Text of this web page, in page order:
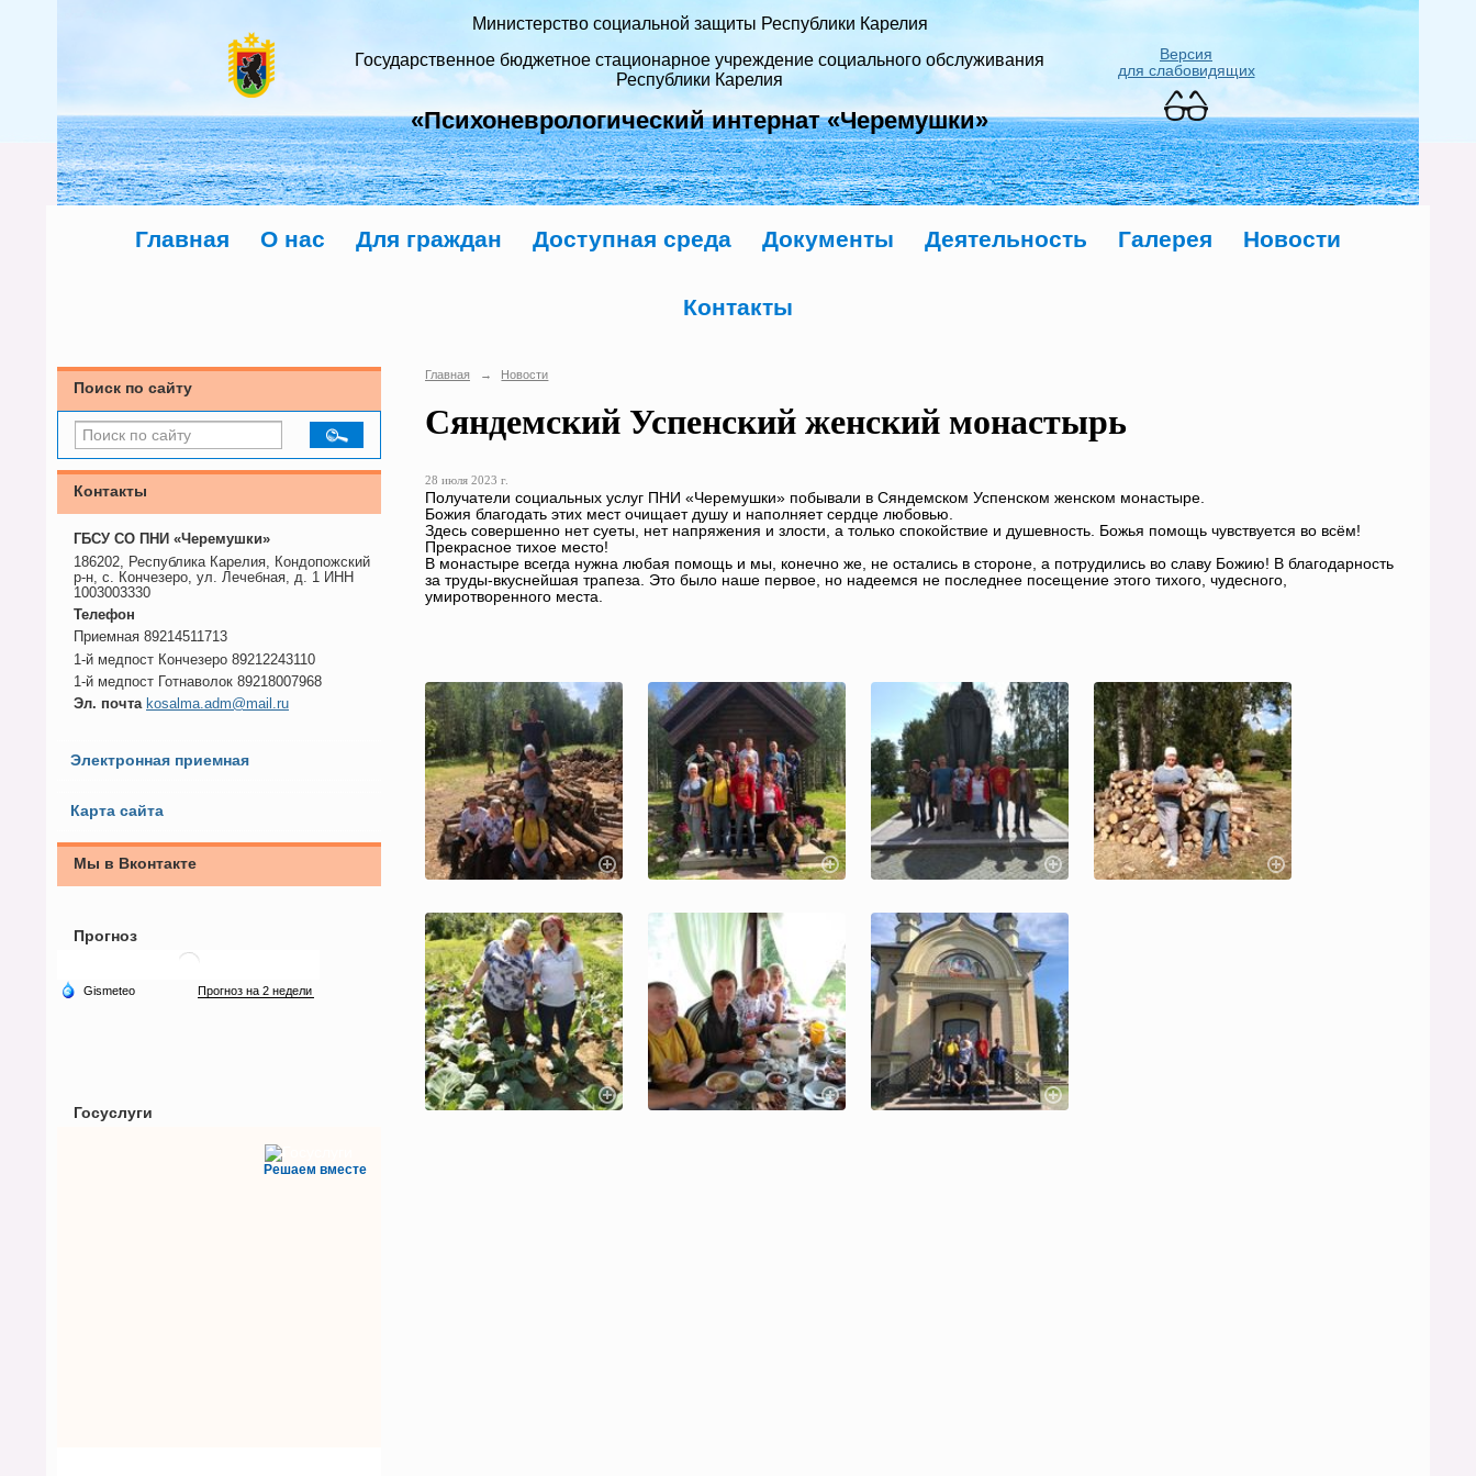
Министерство социальной защиты Республики Карелия
Государственное бюджетное стационарное учреждение социального обслуживания
Республики Карелия
«Психоневрологический интернат «Черемушки»
Версия
для слабовидящих
Главная О нас Для граждан Доступная среда Документы Деятельность Галерея Новости
Контакты
Поиск по сайту
Контакты
ГБСУ СО ПНИ «Черемушки»
186202, Республика Карелия, Кондопожский
р-н, с. Кончезеро, ул. Лечебная, д. 1 ИНН
1003003330
Телефон
Приемная 89214511713
1-й медпост Кончезеро 89212243110
1-й медпост Готнаволок 89218007968
Эл. почта kosalma.adm@mail.ru
Электронная приемная
Карта сайта
Мы в Вконтакте
Прогноз
Госуслуги
Решаем вместе
Главная → Новости
Сяндемский Успенский женский монастырь
28 июля 2023 г.
Получатели социальных услуг ПНИ «Черемушки» побывали в Сяндемском Успенском женском монастыре.
Божия благодать этих мест очищает душу и наполняет сердце любовью.
Здесь совершенно нет суеты, нет напряжения и злости, а только спокойствие и душевность. Божья помощь чувствуется во всём!
Прекрасное тихое место!
В монастыре всегда нужна любая помощь и мы, конечно же, не остались в стороне, а потрудились во славу Божию! В благодарность
за труды-вкуснейшая трапеза. Это было наше первое, но надеемся не последнее посещение этого тихого, чудесного,
умиротворенного места.